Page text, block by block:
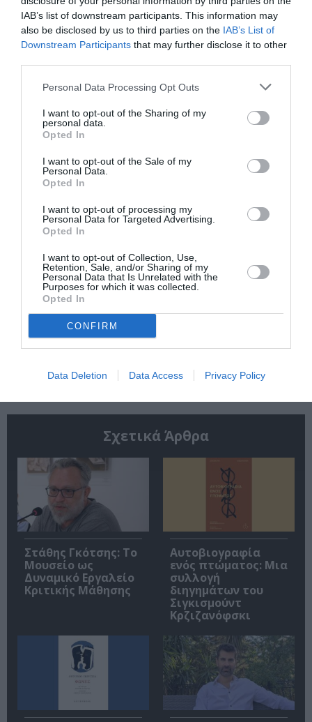
IAB’s list of downstream participants. This information may
also be disclosed by us to third parties on the IAB’s List of
Downstream Participants that may further disclose it to other
Personal Data Processing Opt Outs
I want to opt-out of the Sharing of my
personal data.
Opted In
I want to opt-out of the Sale of my
Personal Data.
Opted In
I want to opt-out of processing my
Personal Data for Targeted Advertising.
Opted In
I want to opt-out of Collection, Use,
Retention, Sale, and/or Sharing of my
Personal Data that Is Unrelated with the
Purposes for which it was collected.
Opted In
CONFIRM
Data Deletion Data Access Privacy Policy
Ακολουθήστε το Culturenow.gr στο Google News και
μάθετε πρώτοι όλες τις ειδήσεις
Δείτε όλα τατελευταία νέαγια την Τέχνη και τον
Πολιτισμό στοCulturenow.gr
Tags
ΒΑΣΙΛΗΣ ΑΛΕΞΑΚΗΣ
ΔΩΡΕΑΝ ΕΚΔΗΛΩΣΕΙΣ
ΕΚΔΟΣΕΙΣ ΜΕΤΑΙΧΜΙΟ
Newsletter
την Τέχνη και τον Πολιτισμό!
Σχετικά Άρθρα
Στάθης Γκότσης: Το
Μουσείο ως
Δυναμικό Εργαλείο
Κριτικής Μάθησης
Αυτοβιογραφία
ενός πτώματος: Μια
συλλογή
διηγημάτων του
Σιγκισμούντ
Κρζιζανόφσκι